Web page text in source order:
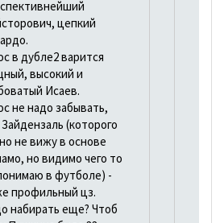
цепкий
в дубле2 варится
высокий и
Исаев.
не надо забывать,
(которого
не вижу в основе
но видимо чего то
в футболе) -
профильный цз.
набирать еще? Чтоб